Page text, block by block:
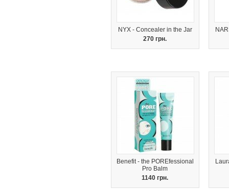
NYX - Concealer in the Jar
270 грн.
Benefit - the POREfessional
Pro Balm
1140 грн.